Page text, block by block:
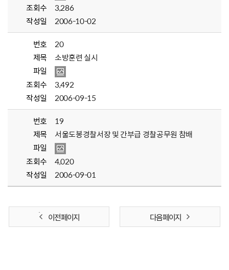
조회수
3,286
작성일
2006-10-02
번호
20
제목
소방훈련 실시
파일
조회수
3,492
작성일
2006-09-15
번호
19
제목
서울도봉경찰서장 및 간부급 경찰공무원 참배
파일
조회수
4,020
작성일
2006-09-01
이전 페이지 다음 페이지